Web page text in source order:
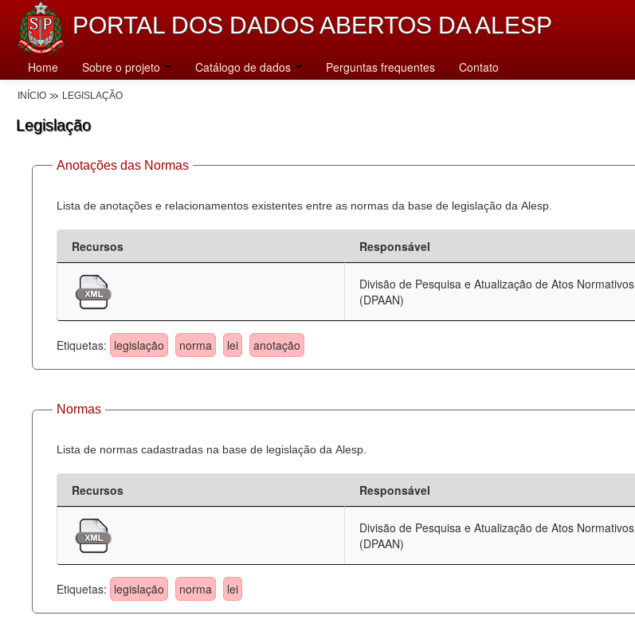
PORTAL DOS DADOS ABERTOS DA ALESP
Home Sobre o projeto Catálogo de dados Perguntas frequentes Contato
INÍCIO LEGISLAÇÃO
Legislação
Anotações das Normas
Lista de anotações e relacionamentos existentes entre as normas da base de legislação da Alesp.
Recursos Responsável
Divisão de Pesquisa e Atualização de Atos Normativos
(DPAAN)
Etiquetas: legislação norma lei anotação
Normas
Lista de normas cadastradas na base de legislação da Alesp.
Recursos Responsável
Divisão de Pesquisa e Atualização de Atos Normativos
(DPAAN)
Etiquetas: legislação norma lei